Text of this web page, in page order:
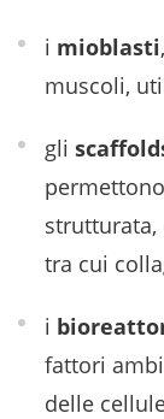
i mioblasti
muscoli,
gli
strutturata,
tra cui
i
fattori
delle